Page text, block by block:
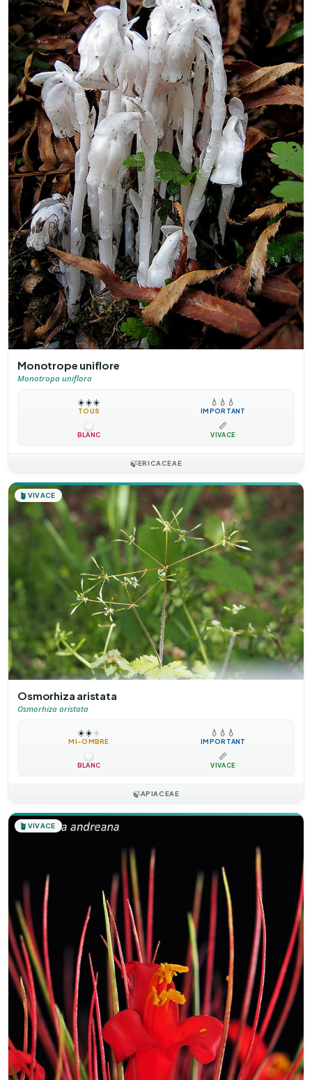
Monotrope uniflore
Monotropa uniflora
☀️☀️☀️
TOUS
💧 💧 💧
IMPORTANT
BLANC
📏
VIVACE
🍃ERICACEAE
🪴 VIVACE
Osmorhiza aristata
Osmorhiza aristata
☀️☀️☀️
MI-OMBRE
💧 💧 💧
IMPORTANT
BLANC
📏
VIVACE
🍃APIACEAE
🪴 VIVACE